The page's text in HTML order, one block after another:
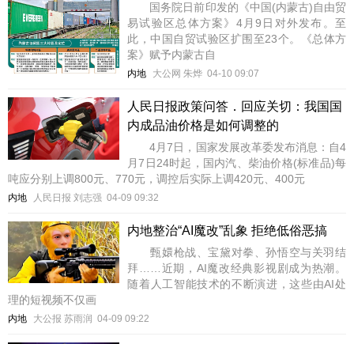
国务院日前印发的《中国(内蒙古)自由贸
易试验区总体方案》4月9日对外发布。至
此，中国自贸试验区扩围至23个。《总体方
案》赋予内蒙古自
内地 大公网 朱烨 04-10 09:07
人民日报政策问答．回应关切：我国国
内成品油价格是如何调整的
4月7日，国家发展改革委发布消息：自4
月7日24时起，国内汽、柴油价格(标准品)每
吨应分别上调800元、770元，调控后实际上调420元、400元
内地 人民日报 刘志强 04-09 09:32
内地整治“AI魔改”乱象 拒绝低俗恶搞
甄嬛枪战、宝黛对拳、孙悟空与关羽结
拜……近期，AI魔改经典影视剧成为热潮。
随着人工智能技术的不断演进，这些由AI处
理的短视频不仅画
内地 大公报 苏雨润 04-09 09:22